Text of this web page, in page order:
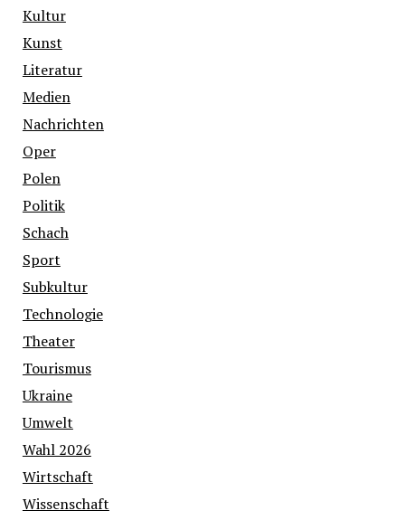
Kultur
Kunst
Literatur
Medien
Nachrichten
Oper
Polen
Politik
Schach
Sport
Subkultur
Technologie
Theater
Tourismus
Ukraine
Umwelt
Wahl 2026
Wirtschaft
Wissenschaft